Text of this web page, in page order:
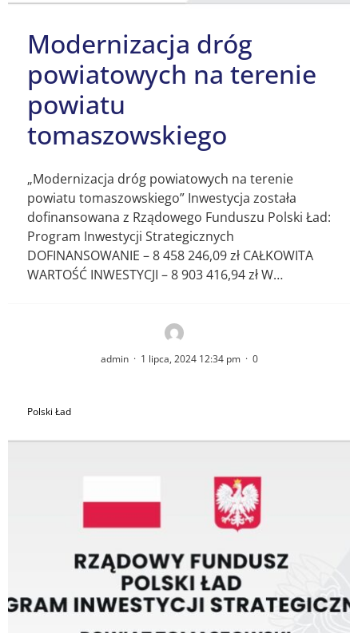
Modernizacja dróg
powiatowych na terenie
powiatu
tomaszowskiego
„Modernizacja dróg powiatowych na terenie
powiatu tomaszowskiego” Inwestycja została
dofinansowana z Rządowego Funduszu Polski Ład:
Program Inwestycji Strategicznych
DOFINANSOWANIE – 8 458 246,09 zł CAŁKOWITA
WARTOŚĆ INWESTYCJI – 8 903 416,94 zł W…
admin · 1 lipca, 2024 12:34 pm · 0
Polski Ład